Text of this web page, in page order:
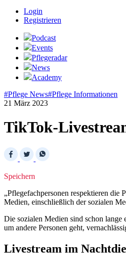
Login
Registrieren
Podcast
Events
Pflegeradar
News
Academy
#Pflege News#Pflege Informationen
21 März 2023
TikTok-
Speichern
„Pflegefachpersonen respektieren
Medien, einschließlich der sozialen
Die sozialen Medien sind schon lange
um andere Personen geht,
Livestream im